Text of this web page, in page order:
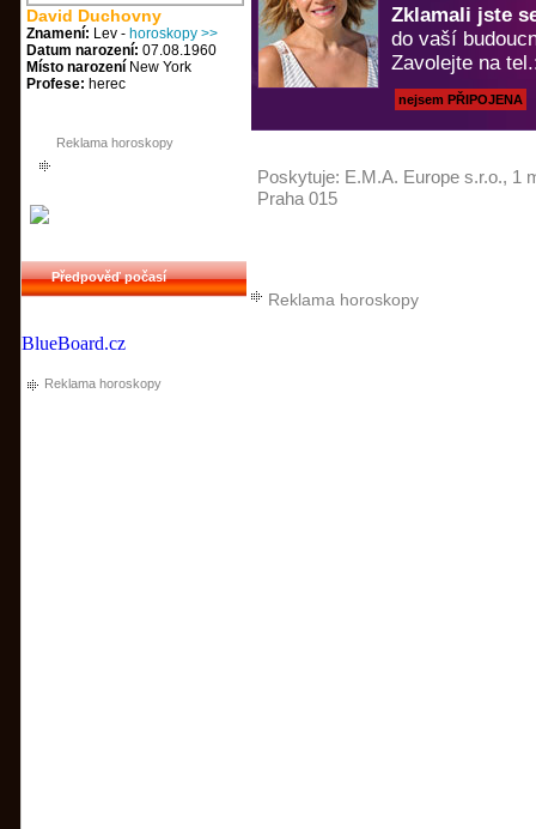
David Duchovny
Znamení: Lev - horoskopy >>
Datum narození: 07.08.1960
Místo narození New York
Profese: herec
Reklama horoskopy
Předpověď počasí
BlueBoard.cz
Reklama horoskopy
Zklamali jste
do vaší
Zavolejte na
nejsem PŘIPOJENA
Poskytuje: E.M.A. Europe s.r.o., 1
Praha 015
Reklama horoskopy